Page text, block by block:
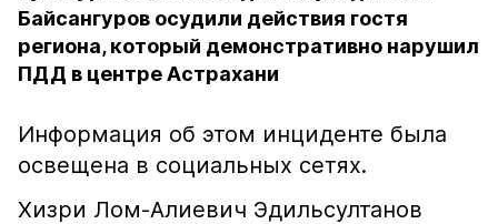
Байсангуров осудили действия гостя
региона, который демонстративно нарушил
ПДД в центре Астрахани
Информация об этом инциденте была
освещена в социальных сетях.
Хизри Лом-Алиевич Эдильсултанов